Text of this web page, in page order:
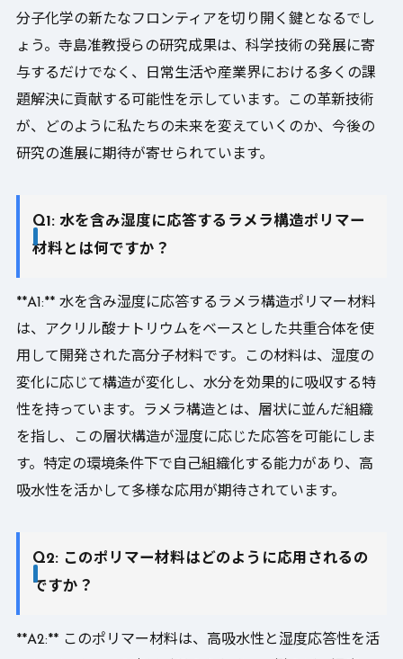
分子化学の新たなフロンティアを切り開く鍵となるでし
ょう。寺島准教授らの研究成果は、科学技術の発展に寄
与するだけでなく、日常生活や産業界における多くの課
題解決に貢献する可能性を示しています。この革新技術
が、どのように私たちの未来を変えていくのか、今後の
研究の進展に期待が寄せられています。
Q1: 水を含み湿度に応答するラメラ構造ポリマー
材料とは何ですか？
**A1:** 水を含み湿度に応答するラメラ構造ポリマー材料
は、アクリル酸ナトリウムをベースとした共重合体を使
用して開発された高分子材料です。この材料は、湿度の
変化に応じて構造が変化し、水分を効果的に吸収する特
性を持っています。ラメラ構造とは、層状に並んだ組織
を指し、この層状構造が湿度に応じた応答を可能にしま
す。特定の環境条件下で自己組織化する能力があり、高
吸水性を活かして多様な応用が期待されています。
Q2: このポリマー材料はどのように応用されるの
ですか？
**A2:** このポリマー材料は、高吸水性と湿度応答性を活